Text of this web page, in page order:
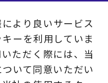
より良いサービス
ーを利用していま
ただく際には、当
いて同意いただい